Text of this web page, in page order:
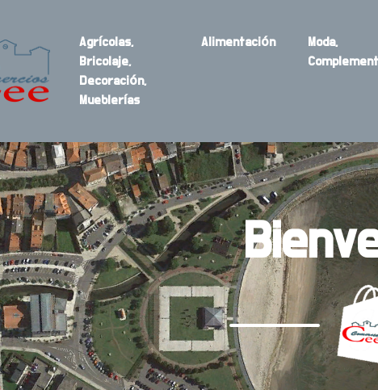
Agrícolas,
Bricolaje,
Decoración,
Mueblerías
Alimentación
Moda,